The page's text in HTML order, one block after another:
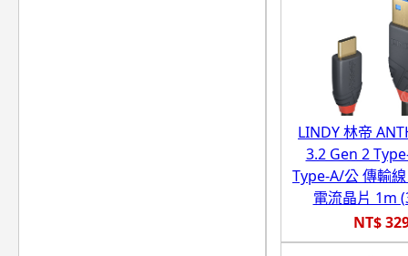
LINDY 林帝
3.2 Gen 2
Type-A/公 傳輸
電流晶片 1m
NT$